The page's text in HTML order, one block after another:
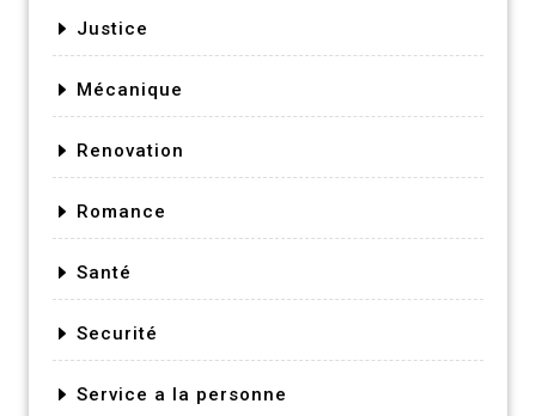
Justice
Mécanique
Renovation
Romance
Santé
Securité
Service a la personne